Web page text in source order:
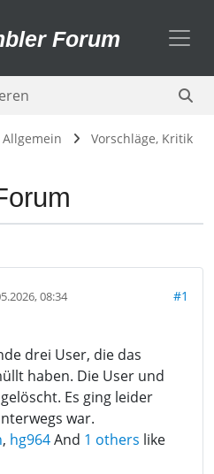
Forum
Allgemein
Vorschläge, Kritik
08:34 #1
drei User, die das
haben. Die User und
Es ging leider
war.
, hg964And 1 others like